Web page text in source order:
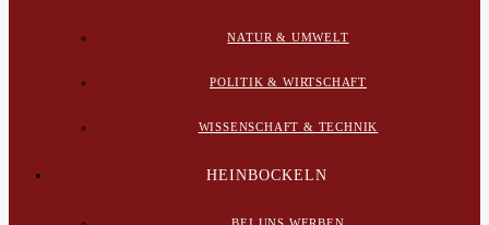
NATUR & UMWELT
POLITIK & WIRTSCHAFT
WISSENSCHAFT & TECHNIK
HEINBOCKELN